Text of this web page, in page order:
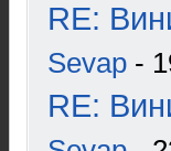
RE:
Sevap -
RE: